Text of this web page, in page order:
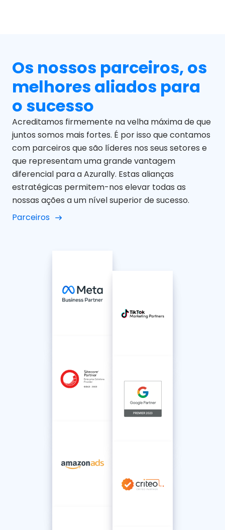
Os nossos parceiros, os
melhores aliados para
o sucesso
Acreditamos firmemente na velha máxima de que
juntos somos mais fortes. É por isso que contamos
com parceiros que são líderes nos seus setores e
que representam uma grande vantagem
diferencial para a Azurally. Estas alianças
estratégicas permitem-nos elevar todas as
nossas ações a um nível superior de sucesso.
Parceiros